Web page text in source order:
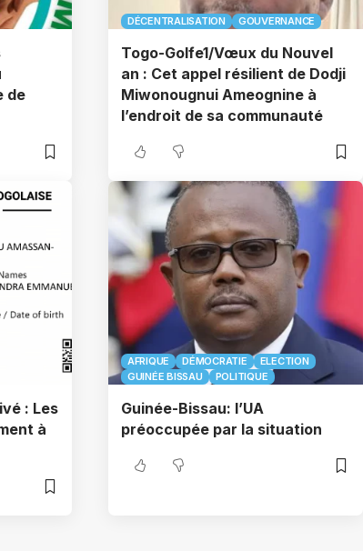
de
DÉCENTRALISATION GOUVERNANCE
Togo-Golfe1/Vœux du Nouvel
an : Cet appel résilient de Dodji
Miwonougnui Ameognine à
l’endroit de sa communauté
: Les
à
AFRIQUE DÉMOCRATIE
ELECTION
GUINÉE BISSAU
POLITIQUE
Guinée-Bissau: l’UA
préoccupée par la situation